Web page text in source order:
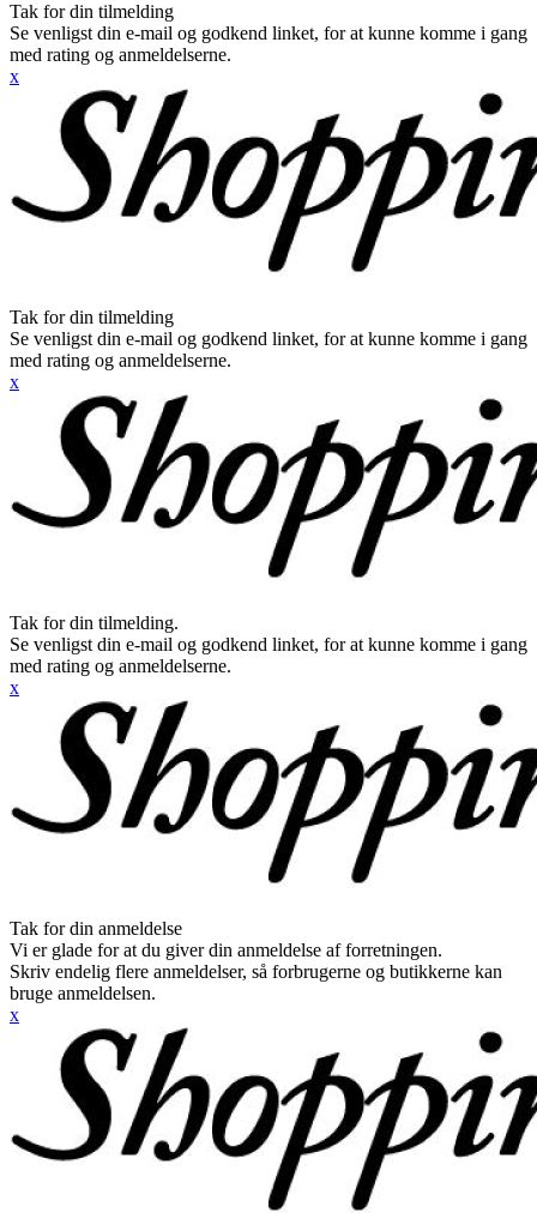
Tak for din tilmelding
Se venligst din e-mail og godkend linket, for at kunne komme i gang
med rating og anmeldelserne.
x
Tak for din tilmelding
Se venligst din e-mail og godkend linket, for at kunne komme i gang
med rating og anmeldelserne.
x
Tak for din tilmelding.
Se venligst din e-mail og godkend linket, for at kunne komme i gang
med rating og anmeldelserne.
x
Tak for din anmeldelse
Vi er glade for at du giver din anmeldelse af forretningen.
Skriv endelig flere anmeldelser, så forbrugerne og butikkerne kan
bruge anmeldelsen.
x